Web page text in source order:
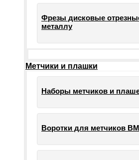
Фрезы дисковые
металлу
Метчики и плашки
Наборы метчиков и
Воротки для метчиков